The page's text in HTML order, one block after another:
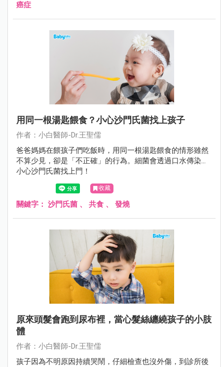
癌症
用同一根湯匙餵食？小心沙門氏菌找上孩子
作者：小白醫師-Dr.王聖儒
爸爸媽媽在餵孩子們吃飯時，用同一根湯匙餵食的情形雖然
不算少見，卻是「不正確」的行為。細菌會透過口水傳染…
小心沙門氏菌找上門！
收藏
關鍵字： 沙門氏菌 、 共食 、 發燒
原來頭髮會跑到尿布裡，當心髮絲纏繞孩子的小肢
體
作者：小白醫師-Dr.王聖儒
孩子因為不明原因持續哭鬧，仔細檢查也沒外傷，到診所後